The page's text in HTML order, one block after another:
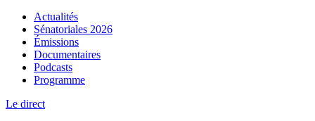
Actualités
Sénatoriales 2026
Émissions
Documentaires
Podcasts
Programme
Le direct